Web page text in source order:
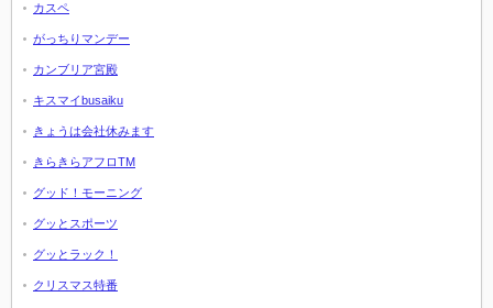
カスペ
がっちりマンデー
カンブリア宮殿
キスマイbusaiku
きょうは会社休みます
きらきらアフロTM
グッド！モーニング
グッとスポーツ
グッとラック！
クリスマス特番